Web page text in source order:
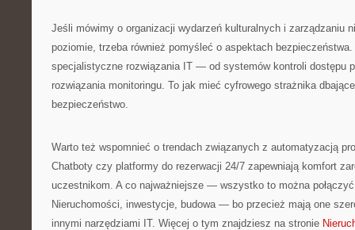
Jeśli mówimy o organizacji wydarzeń kulturalnych i zarządzaniu
poziomie, trzeba również pomyśleć o aspektach
specjalistyczne rozwiązania IT — od systemów kontroli dostępu
rozwiązania monitoringu. To jak mieć cyfrowego strażnika
bezpieczeństwo.
Warto też wspomnieć o trendach związanych z automatyzacją
Chatboty czy platformy do rezerwacji 24/7 zapewniają komfort
uczestnikom. A co najważniejsze — wszystko to można
Nieruchomości, inwestycje, budowa — bo przecież mają one
innymi narzędziami IT. Więcej o tym znajdziesz na stronie